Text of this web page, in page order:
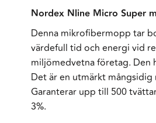
Nordex Nline Micro Super
Denna mikrofibermopp tar
värdefull tid och energi vid
miljömedvetna företag. Den
Det är en utmärkt
Garanterar upp till 500
3%.